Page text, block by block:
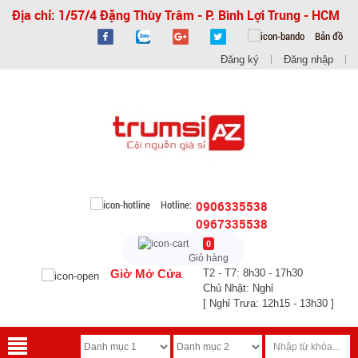
Địa chỉ: 1/57/4 Đặng Thùy Trâm - P. Bình Lợi Trung - HCM
Bản đồ
Đăng ký Đăng nhập
Hotline: 0906335538
0967335538
0
Giỏ hàng
Giờ Mở Cửa
T2 - T7: 8h30 - 17h30
Chủ Nhật: Nghỉ
[ Nghỉ Trưa: 12h15 - 13h30 ]